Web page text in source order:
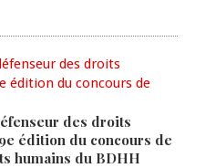
des droits
édition du concours de
humains du BDHH